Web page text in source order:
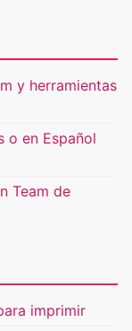
y herramientas
o en Español
Team de
imprimir